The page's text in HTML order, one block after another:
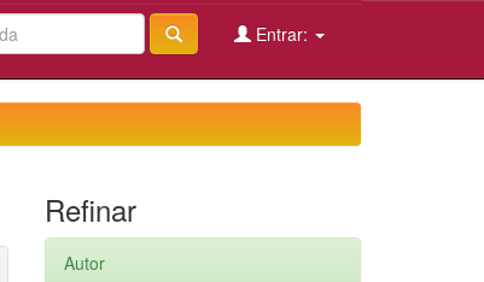
Entrar:
Refinar
Autor